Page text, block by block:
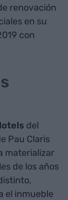
renovación
en su
con
del
Pau Claris
materializar
de los años
el inmueble